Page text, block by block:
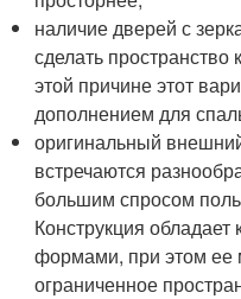
наличие дверей с
сделать
этой причине этот
дополнением для
оригинальный
встречаются
большим спросом
Конструкция
формами, при этом ее
ограниченное